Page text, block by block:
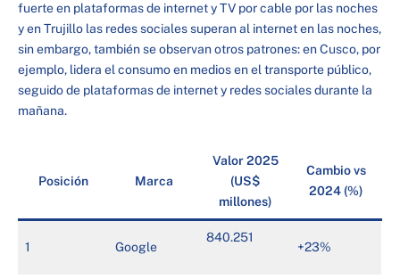
fuerte en plataformas de internet y TV por cable por las noches
y en Trujillo las redes sociales superan al internet en las noches,
sin embargo, también se observan otros patrones: en Cusco, por
ejemplo, lidera el consumo en medios en el transporte público,
seguido de plataformas de internet y redes sociales durante la
mañana.
Posición Marca
Valor 2025
(US$
millones)
Cambio vs
2024 (%)
1 Google
840.251
+23%